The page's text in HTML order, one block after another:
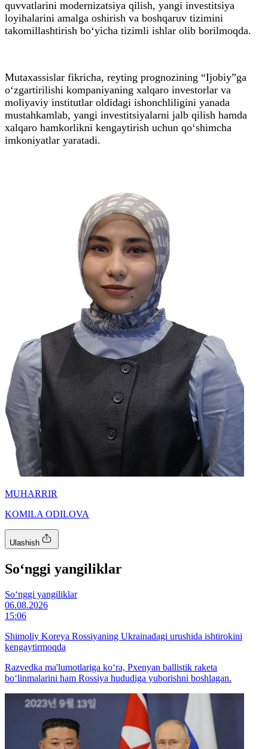
quvvatlarini modernizatsiya qilish, yangi investitsiya
loyihalarini amalga oshirish va boshqaruv tizimini
takomillashtirish bo‘yicha tizimli ishlar olib borilmoqda.
Mutaxassislar fikricha, reyting prognozining “Ijobiy”ga
o‘zgartirilishi kompaniyaning xalqaro investorlar va
moliyaviy institutlar oldidagi ishonchliligini yanada
mustahkamlab, yangi investitsiyalarni jalb qilish hamda
xalqaro hamkorlikni kengaytirish uchun qo‘shimcha
imkoniyatlar yaratadi.
MUHARRIR
KOMILA ODILOVA
Ulashish
So‘nggi yangiliklar
So‘nggi yangiliklar
06.08.2026
15:06
Shimoliy Koreya Rossiyaning Ukrainadagi urushida ishtirokini
kengaytirmoqda
Razvedka ma'lumotlariga ko‘ra, Pxenyan ballistik raketa
bo‘linmalarini ham Rossiya hududiga yuborishni boshlagan.